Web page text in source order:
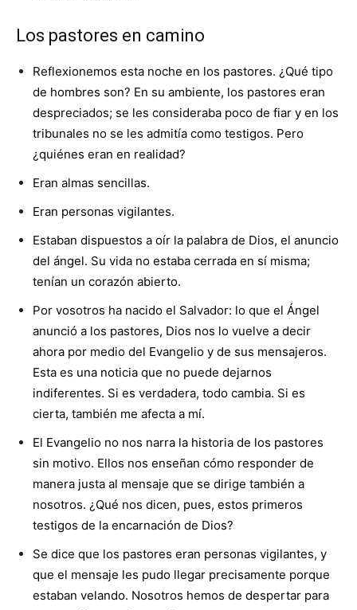
Los pastores en camino
Reflexionemos esta noche en los pastores. ¿Qué tipo
de hombres son? En su ambiente, los pastores eran
despreciados; se les consideraba poco de fiar y en los
tribunales no se les admitía como testigos. Pero
¿quiénes eran en realidad?
Eran almas sencillas.
Eran personas vigilantes.
Estaban dispuestos a oír la palabra de Dios, el anuncio
del ángel. Su vida no estaba cerrada en sí misma;
tenían un corazón abierto.
Por vosotros ha nacido el Salvador: lo que el Ángel
anunció a los pastores, Dios nos lo vuelve a decir
ahora por medio del Evangelio y de sus mensajeros.
Esta es una noticia que no puede dejarnos
indiferentes. Si es verdadera, todo cambia. Si es
cierta, también me afecta a mí.
El Evangelio no nos narra la historia de los pastores
sin motivo. Ellos nos enseñan cómo responder de
manera justa al mensaje que se dirige también a
nosotros. ¿Qué nos dicen, pues, estos primeros
testigos de la encarnación de Dios?
Se dice que los pastores eran personas vigilantes, y
que el mensaje les pudo llegar precisamente porque
estaban velando. Nosotros hemos de despertar para